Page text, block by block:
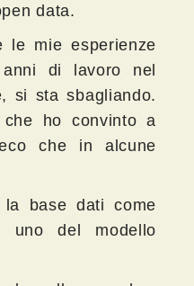
data.
le mie esperienze
di lavoro nel
si sta sbagliando.
ho convinto a
che in alcune
la base dati come
uno del modello